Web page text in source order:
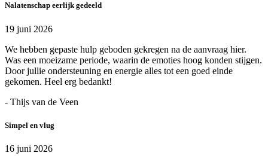
Nalatenschap eerlijk gedeeld
19 juni 2026
We hebben gepaste hulp geboden gekregen na de aanvraag hier.
Was een moeizame periode, waarin de emoties hoog konden stijgen.
Door jullie ondersteuning en energie alles tot een goed einde
gekomen. Heel erg bedankt!
- Thijs van de Veen
Simpel en vlug
16 juni 2026